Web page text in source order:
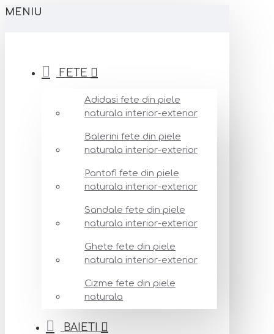
MENIU
FETE
Adidasi fete din piele
naturala interior-exterior
Balerini fete din piele
naturala interior-exterior
Pantofi fete din piele
naturala interior-exterior
Sandale fete din piele
naturala interior-exterior
Ghete fete din piele
naturala interior-exterior
Cizme fete din piele
naturala
BAIETI